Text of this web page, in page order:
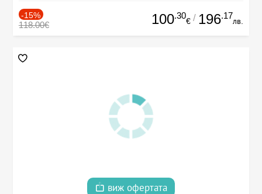
-15%
118.00€ 100.30
€ / 196.17
лв.
виж офертата